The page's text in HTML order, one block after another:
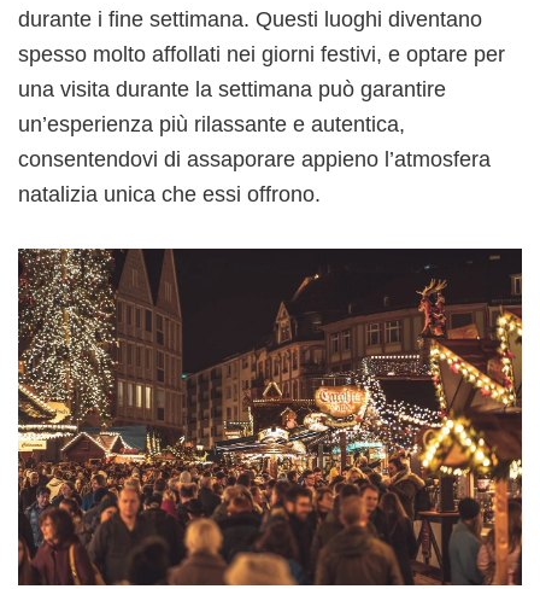
durante i fine settimana. Questi luoghi diventano
spesso molto affollati nei giorni festivi, e optare per
una visita durante la settimana può garantire
un’esperienza più rilassante e autentica,
consentendovi di assaporare appieno l’atmosfera
natalizia unica che essi offrono.